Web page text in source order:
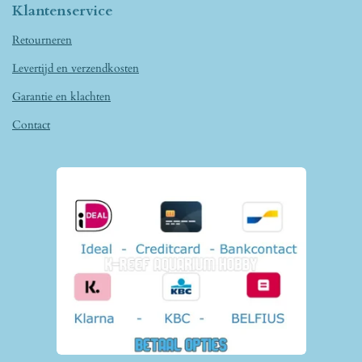
Klantenservice
Retourneren
Levertijd en verzendkosten
Garantie en klachten
Contact